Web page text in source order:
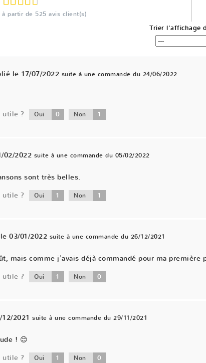
à partir de 525 avis client(s)
Trier l'affichage
le 17/07/2022 suite à une commande du 24/06/2022
utile ?
Oui 0 Non 1
02/2022 suite à une commande du 05/02/2022
sont très belles.
utile ?
Oui 1 Non 1
03/01/2022 suite à une commande du 26/12/2021
mais comme j'avais déjà commandé pour ma
utile ?
Oui 1 Non 0
2021 suite à une commande du 29/11/2021
! 😊
utile ?
Oui 1 Non 0